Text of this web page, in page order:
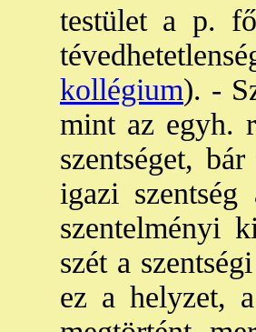
testület a p.
kollégium). -
mint az egyh.
szentséget,
igazi szentség
szentelményi
szét a
ez a helyzet,